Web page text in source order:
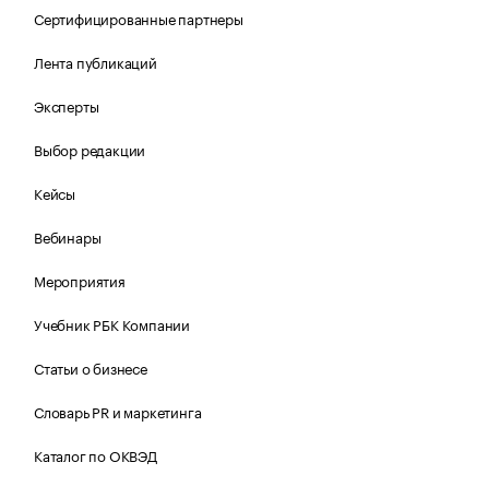
Сертифицированные партнеры
Лента публикаций
Эксперты
Выбор редакции
Кейсы
Вебинары
Мероприятия
Учебник РБК Компании
Статьи о бизнесе
Словарь PR и маркетинга
Каталог по ОКВЭД